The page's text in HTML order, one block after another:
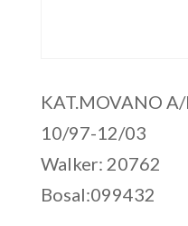
KAT.MOVANO
10/97-12/03
Walker: 20762
Bosal:099432